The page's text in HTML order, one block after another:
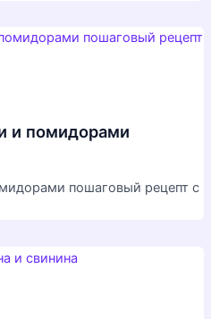
и помидорами
пошаговый рецепт с